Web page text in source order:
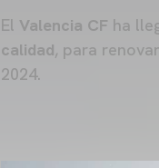
El Valencia CF ha
calidad, para
2024.